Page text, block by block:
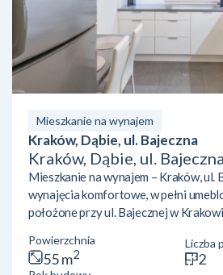
Mieszkanie na wynajem
Kraków, Dąbie, ul. Bajeczna
Kraków, Dąbie, ul. Bajeczna
Mieszkanie na wynajem – Kraków, ul.
wynajęcia komfortowe, w pełni
położone przy ul. Bajecznej w
mieszkania:Mieszkanie znajduje się na
z dwóch niezależnych pokoi, co czyni
Powierzchnia
55 m2
Liczba
2